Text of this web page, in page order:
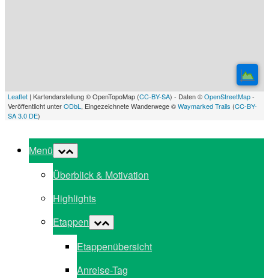
Leaflet | Kartendarstellung © OpenTopoMap (CC-BY-SA) - Daten ©OpenStreetMap-
Veröffentlicht unterODbL, Eingezeichnete Wanderwege ©Waymarked Trails (CC-BY-
SA 3.0 DE)
Menü
Überblick & Motivation
Highlights
Etappen
Etappenübersicht
Anreise-Tag